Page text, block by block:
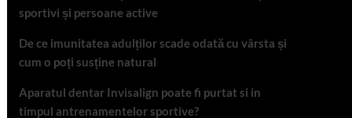
sportivi și persoane active
De ce imunitatea adulților scade odată cu vârsta și
cum o poți susține natural
Aparatul dentar Invisalign poate fi purtat si in
timpul antrenamentelor sportive?